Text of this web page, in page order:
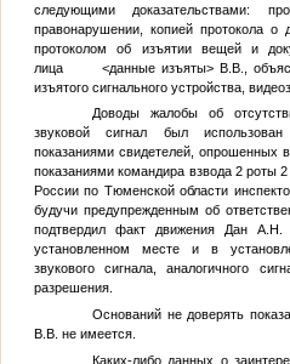
следующими доказательствами:
правонарушении, копией протокола о
протоколом об изъятии вещей и
лица <данные изъяты>В.В.,
изъятого сигнального устройства,
Доводы жалобы об
звуковой сигнал был
показаниями свидетелей, опрошенных
показаниями командира взвода 2
России по Тюменской области
будучи предупрежденным об
подтвердил факт движения Дан
установленном месте и в
звукового сигнала, аналогичного
разрешения.
Оснований не доверять
В.В. не имеется.
Каких-либо данных о